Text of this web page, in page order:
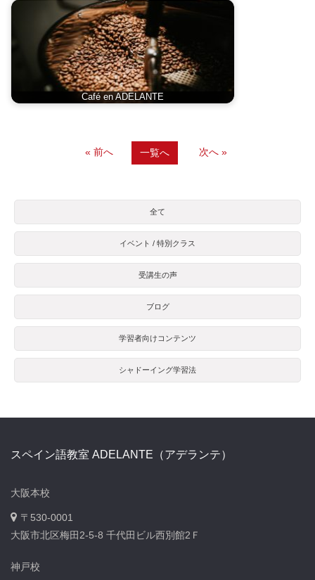
Café en ADELANTE
« 前へ 一覧へ 次へ »
全て
イベント / 特別クラス
受講生の声
ブログ
学習者向けコンテンツ
シャドーイング学習法
スペイン語教室 ADELANTE（アデランテ）
大阪本校
〒530-0001
大阪市北区梅田2-5-8 千代田ビル西別館2Ｆ
神戸校